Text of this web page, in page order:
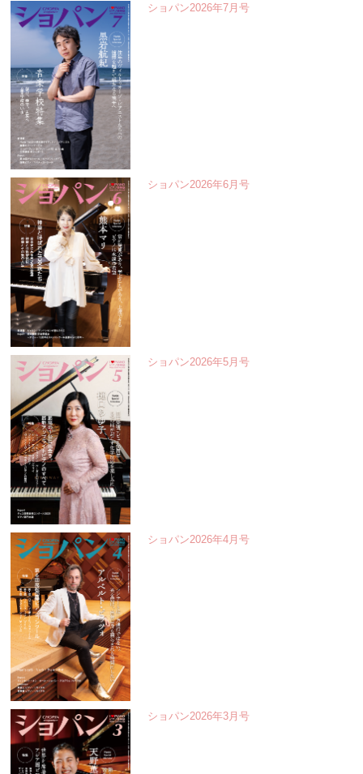
ショパン2026年7月号
ショパン2026年6月号
ショパン2026年5月号
ショパン2026年4月号
ショパン2026年3月号